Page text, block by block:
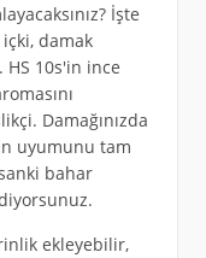
İşte
damak
10s'in ince
Damağınızda
uyumunu tam
bahar
ekleyebilir,